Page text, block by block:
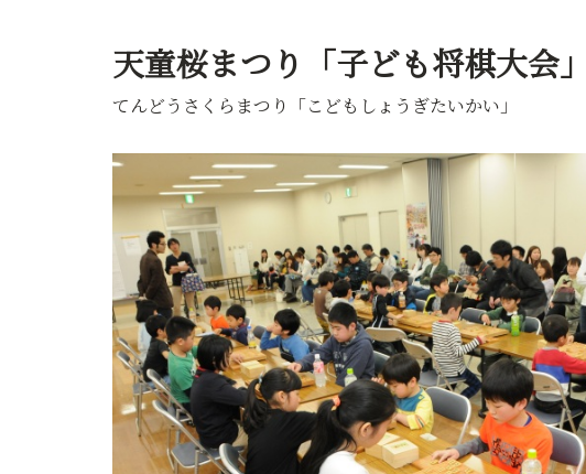
天童桜まつり「子ども将棋大会」
てんどうさくらまつり「こどもしょうぎたいかい」